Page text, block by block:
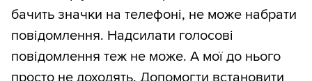
бачить значки на телефоні, не може набрати
повідомлення. Надсилати голосові
повідомлення теж не може. А мої до нього